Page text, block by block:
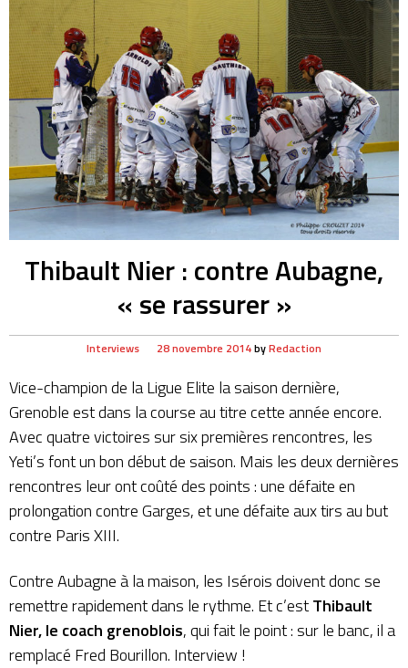
Thibault Nier : contre Aubagne,
« se rassurer »
Interviews 28 novembre 2014byRedaction
Vice-champion de la Ligue Elite la saison dernière,
Grenoble est dans la course au titre cette année encore.
Avec quatre victoires sur six premières rencontres, les
Yeti’s font un bon début de saison. Mais les deux dernières
rencontres leur ont coûté des points : une défaite en
prolongation contre Garges, et une défaiteaux tirs au but
contre Paris XIII.
Contre Aubagne à la maison, les Isérois doivent donc se
remettre rapidement dans le rythme. Et c’estThibault
Nier, le coach grenoblois, qui fait le point : sur le banc,il a
remplacé Fred Bourillon. Interview !